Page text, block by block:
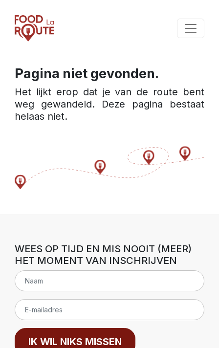
Pagina niet gevonden.
Het lijkt erop dat je van de route bent
weg gewandeld. Deze pagina bestaat
helaas niet.
WEES OP TIJD EN MIS NOOIT (MEER)
HET MOMENT VAN INSCHRIJVEN
IK WIL NIKS MISSEN